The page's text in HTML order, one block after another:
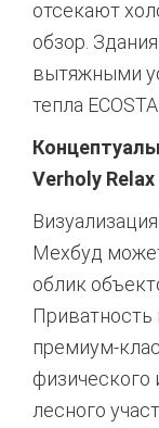
отсекают
обзор .
вытяжными
тепла
Verholy Relax
Мехбуд
облик
премиум-
физического
лесного